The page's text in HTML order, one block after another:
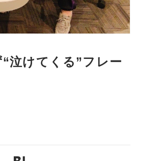
泣けてくる”フレー